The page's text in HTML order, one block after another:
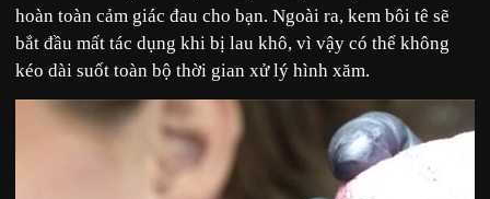
hoàn toàn cảm giác đau cho bạn. Ngoài ra, kem bôi tê sẽ
bắt đầu mất tác dụng khi bị lau khô, vì vậy có thể không
kéo dài suốt toàn bộ thời gian xử lý hình xăm.